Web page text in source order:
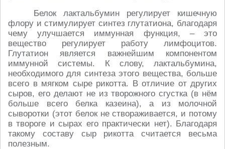
Белок лактальбумин регулирует кишечную
флору и стимулирует синтез глутатиона, благодаря
чему улучшается иммунная функция, – это
вещество регулирует работу лимфоцитов.
Глутатион является важнейшим компонентом
иммунной системы. К слову, лактальбумина,
необходимого для синтеза этого вещества, больше
всего в мягком сыре рикотта. В отличие от других
сыров, его делают не из творожного сгустка (в нём
больше всего белка казеина), а из молочной
сыворотки (этот белок не створаживается, и потому
в твороге и сырах его практически нет). Благодаря
такому составу сыр рикотта считается весьма
полезным.